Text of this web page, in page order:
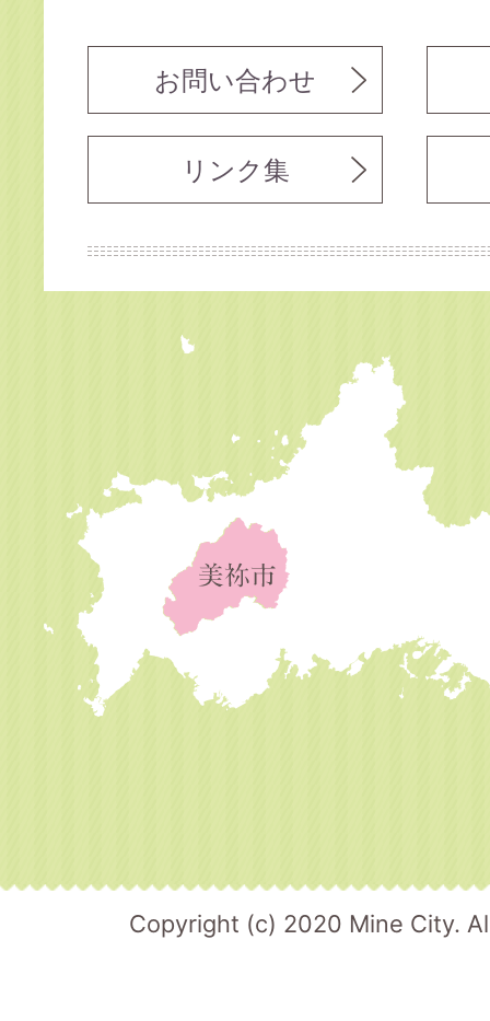
お問い合わせ
リンク集
Copyright (c) 2020 Mine City.